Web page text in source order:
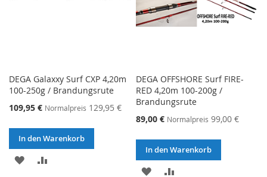
DEGA Galaxxy Surf CXP 4,20m
100-250g / Brandungsrute
Sonderangebot
109,95 € Normalpreis 129,95 €
In den Warenkorb
ZUR
DEGA OFFSHORE Surf FIRE-
RED 4,20m 100-200g /
Brandungsrute
Sonderangebot
89,00 € Normalpreis 99,00 €
In den Warenkorb
ZUR